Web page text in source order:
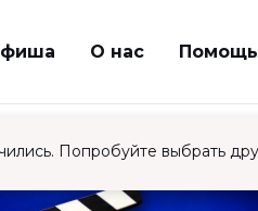
О нас Помощь
Попробуйте выбрать